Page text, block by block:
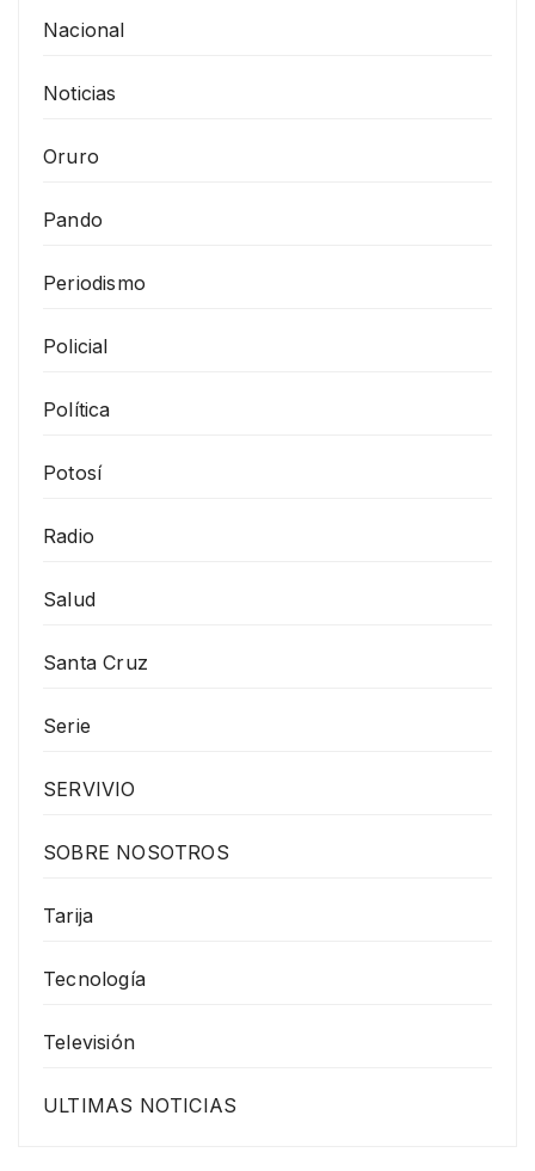
Nacional
Noticias
Oruro
Pando
Periodismo
Policial
Política
Potosí
Radio
Salud
Santa Cruz
Serie
SERVIVIO
SOBRE NOSOTROS
Tarija
Tecnología
Televisión
ULTIMAS NOTICIAS